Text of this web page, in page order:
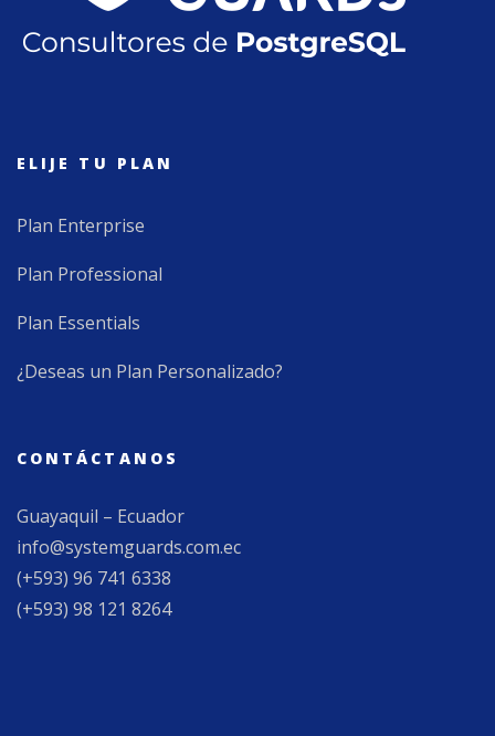
ELIJE TU PLAN
Plan Enterprise
Plan Professional
Plan Essentials
¿Deseas un Plan Personalizado?
CONTÁCTANOS
Guayaquil – Ecuador
info@systemguards.com.ec
(+593) 96 741 6338
(+593) 98 121 8264